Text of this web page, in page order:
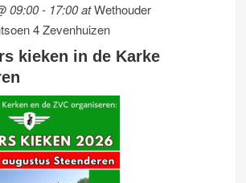
09:00- 17:00atWethouder
4 Zevenhuizen
kieken in de Karke